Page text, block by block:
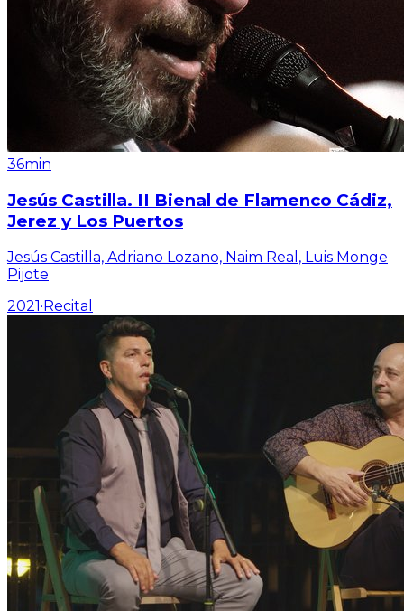
36min
Jesús Castilla. II Bienal de Flamenco Cádiz,
Jerez y Los Puertos
Jesús Castilla, Adriano Lozano, Naim Real, Luis Monge
Pijote
2021·Recital